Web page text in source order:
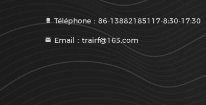
Téléphone：86-13882185117-8:30-17:30
Email：trairf@163.com